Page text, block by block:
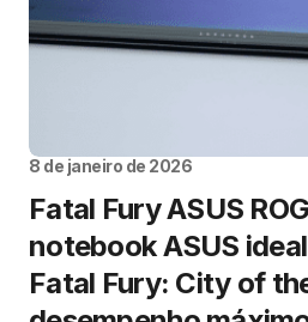
8 de janeiro de 2026
Fatal Fury ASUS
notebook ASUS
Fatal Fury: City of